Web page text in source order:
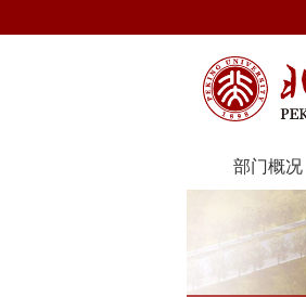
部门概况